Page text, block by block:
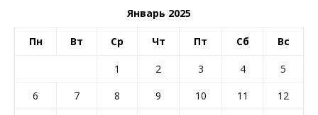
Январь 2025
Пн Вт Ср Чт Пт Сб Вс
1 2 3 4
5
6
7 8 9 10 11
12